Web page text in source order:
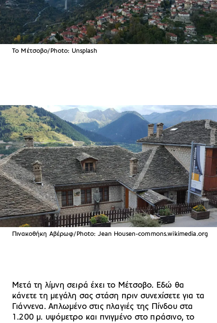
Το Μέτσοβο/Photo: Unsplash
Πινακοθήκη Αβέρωφ/Photo: Jean Housen-commons.wikimedia.org
Μετά τη λίμνη σειρά έχει το Μέτσοβο. Εδώ θα
κάνετε τη μεγάλη σας στάση πριν συνεχίσετε για τα
Γιάννενα. Απλωμένο στις πλαγιές της Πίνδου στα
1.200 μ. υψόμετρο και πνιγμένο στο πράσινο, το